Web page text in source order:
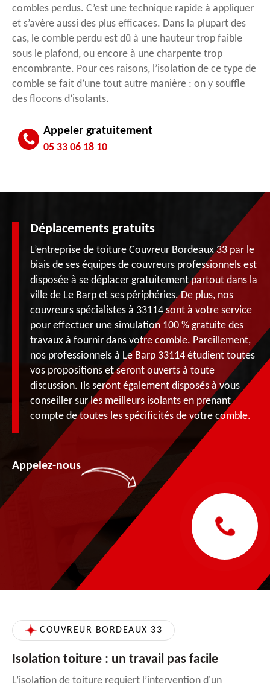
combles perdus. C’est une technique rapide à appliquer
et s’avère aussi des plus efficaces. Dans la plupart des
cas, le comble perdu est dû à une hauteur trop faible
sous le plafond, ou encore à une charpente trop
encombrante. Pour ces raisons, l’isolation de ce type de
comble se fait d’une tout autre manière : on y souffle
des flocons d’isolants.
Appeler gratuitement
05 33 06 18 10
Déplacements gratuits
L’entreprise de toiture Couvreur Bordeaux 33 par le
biais de ses équipes de couvreurs professionnels est
disposée à se déplacer gratuitement partout dans la
ville de Le Barp et ses périphéries. De plus, nos
couvreurs spécialistes à 33114 sont à votre service
pour effectuer une simulation 100 % gratuite des
travaux à fournir dans votre comble. Pareillement,
nos professionnels à Le Barp 33114 étudient toutes
vos propositions et seront ouverts à toute
discussion. Ils seront également disposés à vous
conseiller sur les meilleurs isolants en prenant
compte de toutes les spécificités de votre comble.
Appelez-nous
COUVREUR BORDEAUX 33
Isolation toiture : un travail pas facile
L’isolation de toiture requiert l’intervention d'un